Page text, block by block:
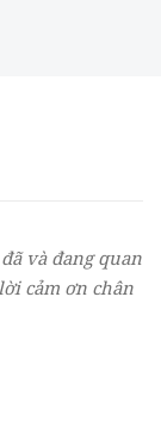
và đang quan
cảm ơn chân